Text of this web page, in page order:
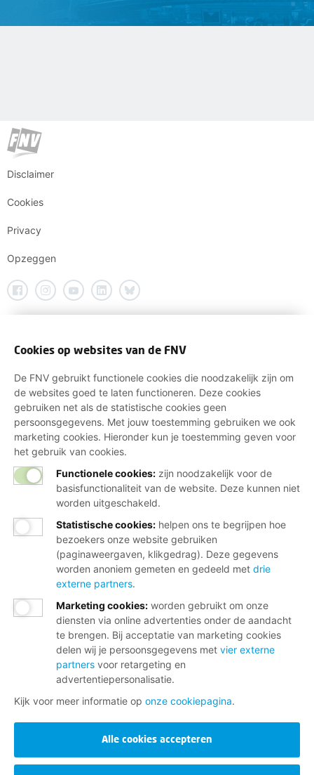
Disclaimer
Cookies
Privacy
Opzeggen
Cookies op websites van de FNV
De FNV gebruikt functionele cookies die noodzakelijk zijn om
de websites goed te laten functioneren. Deze cookies
gebruiken net als de statistische cookies geen
persoonsgegevens. Met jouw toestemming gebruiken we ook
marketing cookies. Hieronder kun je toestemming geven voor
het gebruik van cookies.
Functionele cookies: zijn noodzakelijk voor de
basisfunctionaliteit van de website. Deze kunnen niet
worden uitgeschakeld.
Statistische cookies: helpen ons te begrijpen hoe
bezoekers onze website gebruiken
(paginaweergaven, klikgedrag). Deze gegevens
worden anoniem gemeten en gedeeld met drie
externe partners.
Marketing cookies: worden gebruikt om onze
diensten via online advertenties onder de aandacht
te brengen. Bij acceptatie van marketing cookies
delen wij je persoonsgegevens met vier externe
partners voor retargeting en
advertentiepersonalisatie.
Kijk voor meer informatie op onze cookiepagina.
Alle cookies accepteren